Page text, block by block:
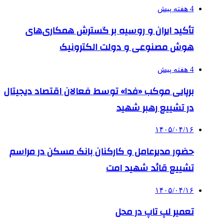
4 هفته پیش
تأکید ایران و روسیه بر گسترش همکاری‌های
هوش مصنوعی و دولت الکترونیک
4 هفته پیش
برپایی موکب «فدا» توسط فعالان اقتصاد دیجیتال
در تشییع رهبر شهید
۱۴۰۵/۰۴/۱۶
حضور مدیرعامل و کارکنان بانک مسکن در مراسم
تشییع قائد شهید امت
۱۴۰۵/۰۴/۱۶
تعمیر لپ تاپ در محل